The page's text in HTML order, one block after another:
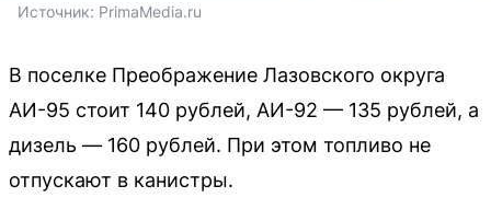
Источник: PrimaMedia.ru
В поселке Преображение Лазовского округа
АИ-95 стоит 140 рублей, АИ-92 — 135 рублей, а
дизель — 160 рублей. При этом топливо не
отпускают в канистры.